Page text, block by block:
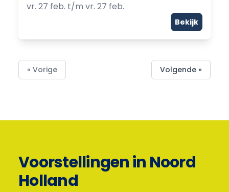
vr. 27 feb. t/m vr. 27 feb.
Bekijk
« Vorige Volgende »
Voorstellingen in Noord
Holland